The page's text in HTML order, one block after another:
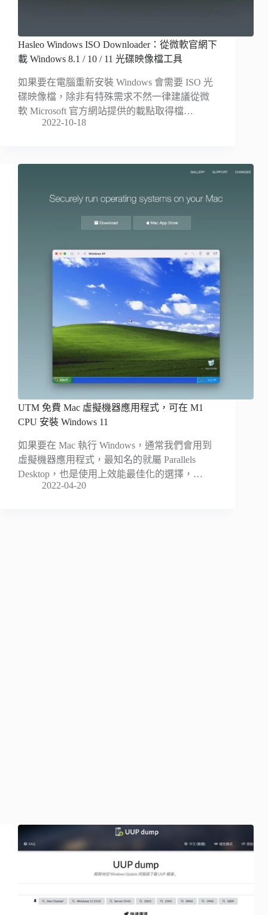
Hasleo Windows ISO Downloader：從微軟官網下
載 Windows 8.1 / 10 / 11 光碟映像檔工具
如果要在電腦重新安裝 Windows 會需要 ISO 光
碟映像檔，除非有特殊需求不然一律建議從微
軟 Microsoft 官方網站提供的載點取得檔…
2022-10-18
UTM 免費 Mac 虛擬機器應用程式，可在 M1
CPU 安裝 Windows 11
如果要在 Mac 執行 Windows，通常我們會用到
虛擬機器應用程式，最知名的就屬 Parallels
Desktop，也是使用上效能最佳化的選擇，…
2022-04-20